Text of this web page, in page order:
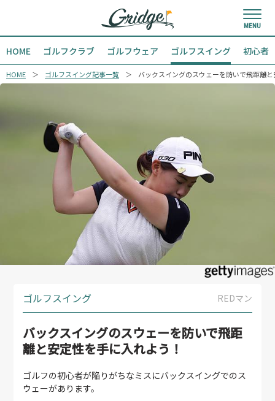
HOME ゴルフクラブ ゴルフウェア ゴルフスイング 初心者
HOME ゴルフスイング記事一覧 バックスイングのスウェーを防いで飛距離
ゴルフスイング REDマン
バックスイングのスウェーを防いで飛距
離と安定性を手に入れよう！
ゴルフの初心者が陥りがちなミスにバックスイングでのス
ウェーがあります。